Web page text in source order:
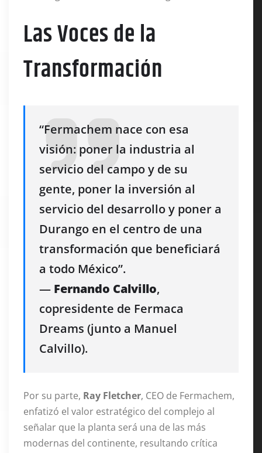
Las Voces de la
Transformación
“Fermachem nace con esa
visión: poner la industria al
servicio del campo y de su
gente, poner la inversión al
servicio del desarrollo y poner a
Durango en el centro de una
transformación que beneficiará
a todo México”.
— Fernando Calvillo,
copresidente de Fermaca
Dreams (junto a Manuel
Calvillo).
Por su parte, Ray Fletcher, CEO de Fermachem,
enfatizó el valor estratégico del complejo al
señalar que la planta será una de las más
modernas del continente, resultando crítica